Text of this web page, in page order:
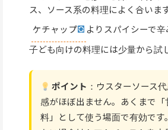
ス、ソース系の料理によく合いま
ケチャップ
よりスパイシーで辛
子ども向けの料理には少量から試
ポイント ：ウスターソース
感がほぼ出ません。あくまで
料」として使う場面で有効です